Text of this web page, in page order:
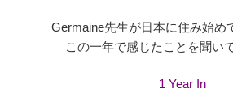
Germaine先生が日本に住み始め
この一年で感じたことを聞い
1 Year In